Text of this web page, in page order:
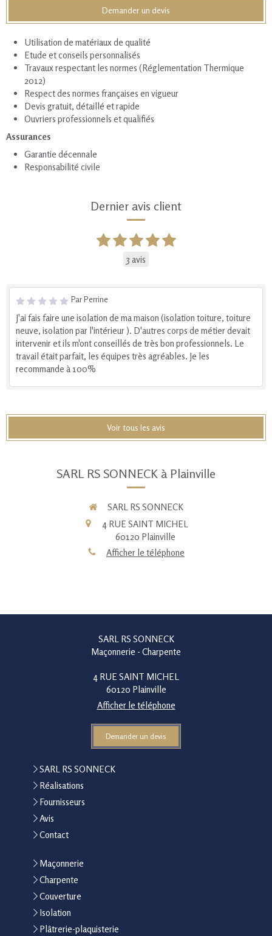
Demander un devis
Utilisation de matériaux de qualité
Etude et conseils personnalisés
Travaux respectant les normes (Réglementation Thermique
2012)
Respect des normes françaises en vigueur
Devis gratuit, détaillé et rapide
Ouvriers professionnels et qualifiés
Assurances
Garantie décennale
Responsabilité civile
Dernier avis client
3 avis
Par Perrine
J'ai fais faire une isolation de ma maison (isolation toiture, toiture
neuve, isolation par l'intérieur ). D'autres corps de métier devait
intervenir et ils m'ont conseillés de très bon professionnels. Le
travail était parfait, les équipes très agréables. Je les
recommande à 100%
Voir tous les avis
SARL RS SONNECK à Plainville
SARL RS SONNECK
4 RUE SAINT MICHEL
60120 Plainville
Afficher le téléphone
SARL RS SONNECK
Maçonnerie - Charpente
4 RUE SAINT MICHEL
60120 Plainville
Afficher le téléphone
Demander un devis
SARL RS SONNECK
Réalisations
Fournisseurs
Avis
Contact
Maçonnerie
Charpente
Couverture
Isolation
Plâtrerie-plaquisterie